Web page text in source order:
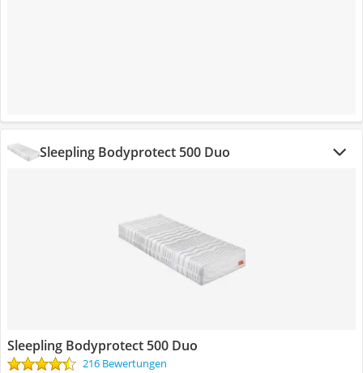
Sleepling Bodyprotect 500 Duo
Sleepling Bodyprotect 500 Duo
216 Bewertungen